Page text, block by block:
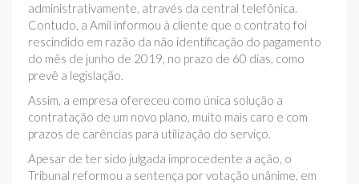
administrativamente, através da central telefônica.
Contudo, a Amil informou à cliente que o contrato foi
rescindido em razão da não identificação do pagamento
do mês de junho de 2019, no prazo de 60 dias, como
prevê a legislação.
Assim, a empresa ofereceu como única solução a
contratação de um novo plano, muito mais caro e com
prazos de carências para utilização do serviço.
Apesar de ter sido julgada improcedente a ação, o
Tribunal reformou a sentença por votação unânime, em